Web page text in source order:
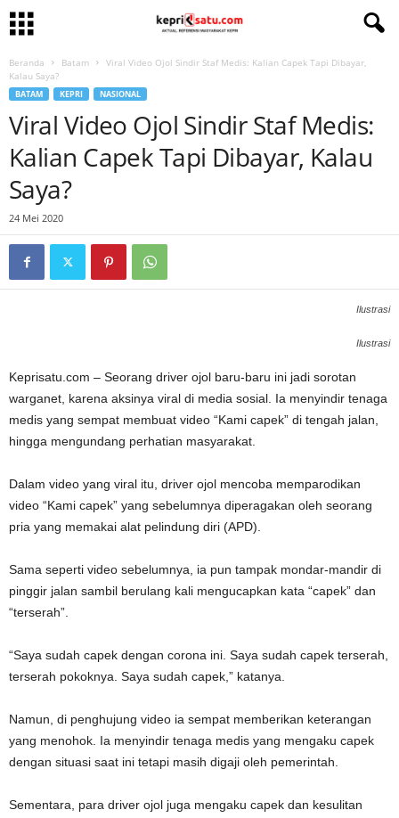
Beranda Batam
Viral Video Ojol Sindir Staf Medis: Kalian Capek Tapi Dibayar,
Kalau Saya?
BATAM KEPRI NASIONAL
Viral Video Ojol Sindir Staf Medis:
Kalian Capek Tapi Dibayar, Kalau
Saya?
24 Mei 2020
Ilustrasi
Ilustrasi
Keprisatu.com – Seorang driver ojol baru-baru ini jadi sorotan
warganet, karena aksinya viral di media sosial. Ia menyindir tenaga
medis yang sempat membuat video “Kami capek” di tengah jalan,
hingga mengundang perhatian masyarakat.
Dalam video yang viral itu, driver ojol mencoba memparodikan
video “Kami capek” yang sebelumnya diperagakan oleh seorang
pria yang memakai alat pelindung diri (APD).
Sama seperti video sebelumnya, ia pun tampak mondar-mandir di
pinggir jalan sambil berulang kali mengucapkan kata “capek” dan
“terserah”.
“Saya sudah capek dengan corona ini. Saya sudah capek terserah,
terserah pokoknya. Saya sudah capek,” katanya.
Namun, di penghujung video ia sempat memberikan keterangan
yang menohok. Ia menyindir tenaga medis yang mengaku capek
dengan situasi saat ini tetapi masih digaji oleh pemerintah.
Sementara, para driver ojol juga mengaku capek dan kesulitan